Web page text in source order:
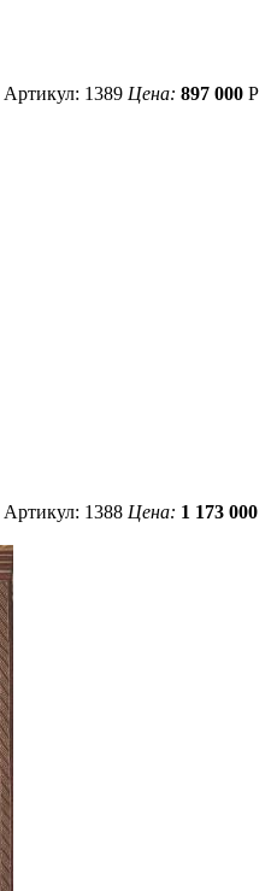
Артикул: 1389 Цена: 897 000 Р
Артикул: 1388 Цена: 1 173 000